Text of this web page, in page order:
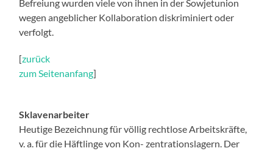
Befreiung wurden viele von ihnen in der Sowjetunion
wegen angeblicher Kollaboration diskriminiert oder
verfolgt.
[zurück
zum Seitenanfang]
Sklavenarbeiter
Heutige Bezeichnung für völlig rechtlose Arbeitskräfte,
v. a. für die Häftlinge von Kon- zentrationslagern. Der